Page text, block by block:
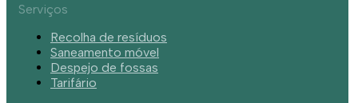
Serviços
Recolha de resíduos
Saneamento móvel
Despejo de fossas
Tarifário